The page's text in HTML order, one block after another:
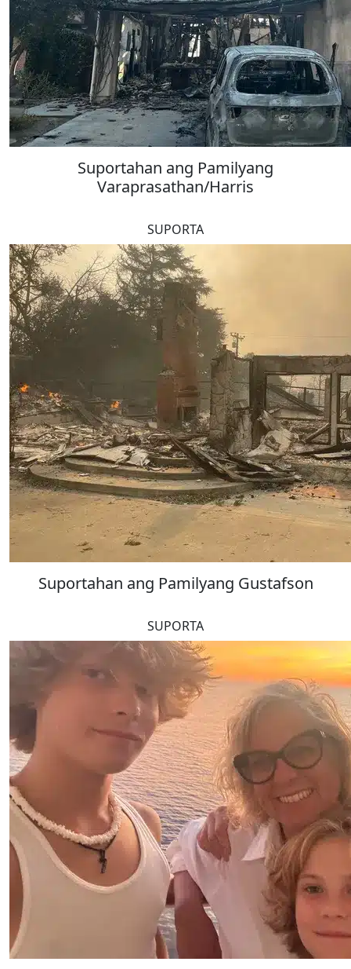
Suportahan ang Pamilyang
Varaprasathan/Harris
SUPORTA
Suportahan ang Pamilyang Gustafson
SUPORTA